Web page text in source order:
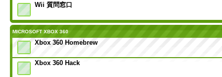
Wii 質問窓口
MICROSOFT XBOX 360
Xbox 360 Homebrew
Xbox 360 Hack